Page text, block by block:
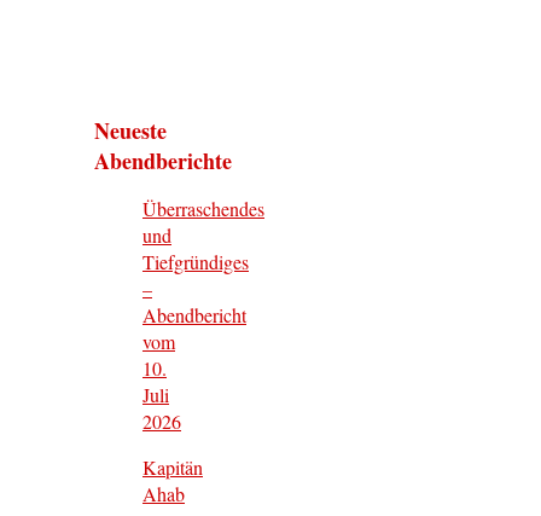
Neueste
Abendberichte
Überraschendes
und
Tiefgründiges
–
Abendbericht
vom
10.
Juli
2026
Kapitän
Ahab